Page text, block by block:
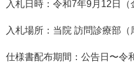
入札日時：令和7年9月 12 日（
入札場所：当院 訪問診療部
仕様書配布期間：公告日〜令